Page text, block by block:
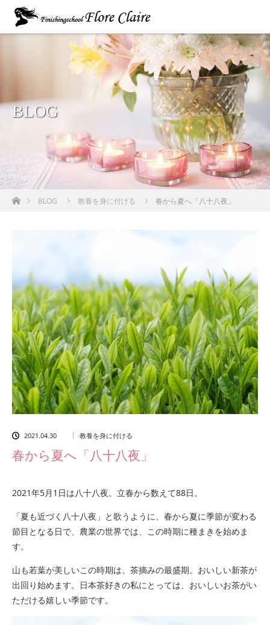
BLOG
ホームBLOG 教養を身に付ける 春から夏へ「八十八夜」
2021.04.30 教養を身に付ける
春から夏へ「八十八夜」
2021年5月1日は八十八夜。立春から数えて88日。
「夏も近づく八十八夜」と歌うように、春から夏に季節が変わる
節目となる日で、農業の世界では、この時期に種まきを始めま
す。
山も若葉が美しいこの時期は、茶摘みの最盛期。おいしい新茶が
出回り始めます。日本茶好きの私にとっては、おいしいお茶がい
ただける嬉しい季節です。